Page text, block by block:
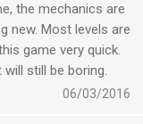
the mechanics are
new. Most levels are
game very quick.
still be boring.
06/03/2016